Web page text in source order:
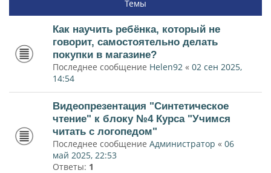
Темы
Как научить ребёнка, который не
говорит, самостоятельно делать
покупки в магазине?
Последнее сообщение Helen92 « 02 сен 2025,
14:54
Видеопрезентация "Синтетическое
чтение" к блоку №4 Курса "Учимся
читать с логопедом"
Последнее сообщение Администратор « 06
май 2025, 22:53
Ответы: 1